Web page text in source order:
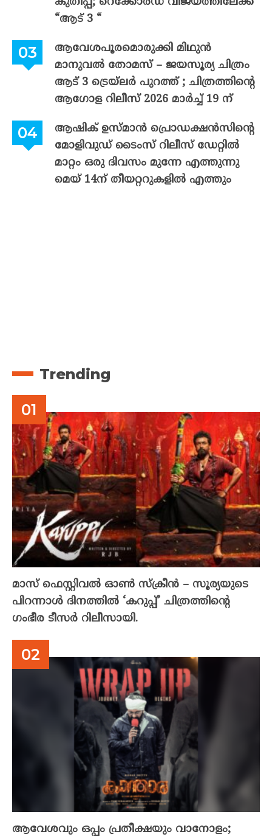
“ആട് 3 “
ആവേശപൂരമൊരുക്കി മിഥുൻ
മാനുവൽ തോമസ് – ജയസൂര്യ ചിത്രം
ആട് 3 ട്രെയ്‌ലർ പുറത്ത് ; ചിത്രത്തിന്റെ
ആഗോള റിലീസ് 2026 മാർച്ച് 19 ന്
ആഷിക് ഉസ്മാൻ പ്രൊഡക്ഷൻസിന്റെ
മോളിവുഡ് ടൈംസ് റിലീസ് ഡേറ്റിൽ
മാറ്റം ഒരു ദിവസം മുന്നേ എത്തുന്നു
മെയ് 14ന് തീയറ്ററുകളിൽ എത്തും
Trending
മാസ് ഫെസ്റ്റിവൽ ഓൺ സ്‌ക്രീൻ – സൂര്യയുടെ
പിറന്നാൾ ദിനത്തിൽ ‘കറുപ്പ്’ ചിത്രത്തിന്റെ
ഗംഭീര ടീസർ റിലീസായി.
ആവേശവും ഒപ്പം പ്രതീക്ഷയും വാനോളം;